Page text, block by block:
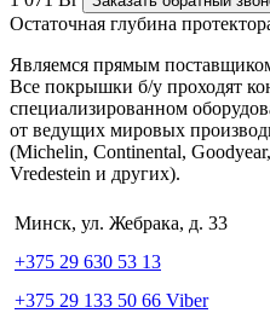
Остаточная глубина
Являемся прямым
Все покрышки б/у проходят
специализированном
от ведущих мировых
(Michelin, Continental,
Vredestein и других).
Минск, ул. Жебрака, д. 33
+375 29 630 53 13
+375 29 133 50 66 Viber